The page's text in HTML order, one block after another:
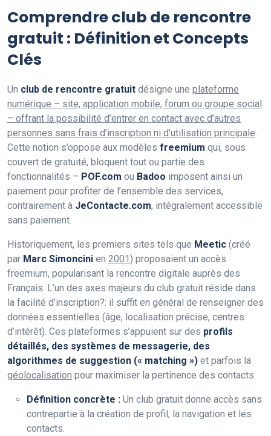
Comprendre club de rencontre
gratuit : Définition et Concepts
Clés
Un club de rencontre gratuit désigne une plateforme
numérique – site, application mobile, forum ou groupe social
– offrant la possibilité d’entrer en contact avec d’autres
personnes sans frais d’inscription ni d’utilisation principale
Cette notion s’oppose aux modèles freemium qui, sous
couvert de gratuité, bloquent tout ou partie des
fonctionnalités – POF.com ou Badoo imposent ainsi un
paiement pour profiter de l’ensemble des services,
contrairement à JeContacte.com, intégralement accessible
sans paiement.
Historiquement, les premiers sites tels que Meetic (créé
par Marc Simoncini en 2001) proposaient un accès
freemium, popularisant la rencontre digitale auprès des
Français. L’un des axes majeurs du club gratuit réside dans
la facilité d’inscription?: il suffit en général de renseigner des
données essentielles (âge, localisation précise, centres
d’intérêt). Ces plateformes s’appuient sur des profils
détaillés, des systèmes de messagerie, des
algorithmes de suggestion (« matching ») et parfois la
géolocalisation pour maximiser la pertinence des contacts.
Définition concrète : Un club gratuit donne accès sans
contrepartie à la création de profil, la navigation et les
contacts.